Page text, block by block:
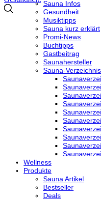
Sauna Infos
Gesundheit
Musiktipps
Sauna kurz erklärt
Promi-News
Buchtipps
Gastbeitrag
Saunahersteller
Sauna-Verzeichnis
Wellness
Produkte
Sauna Artikel
Bestseller
Deals